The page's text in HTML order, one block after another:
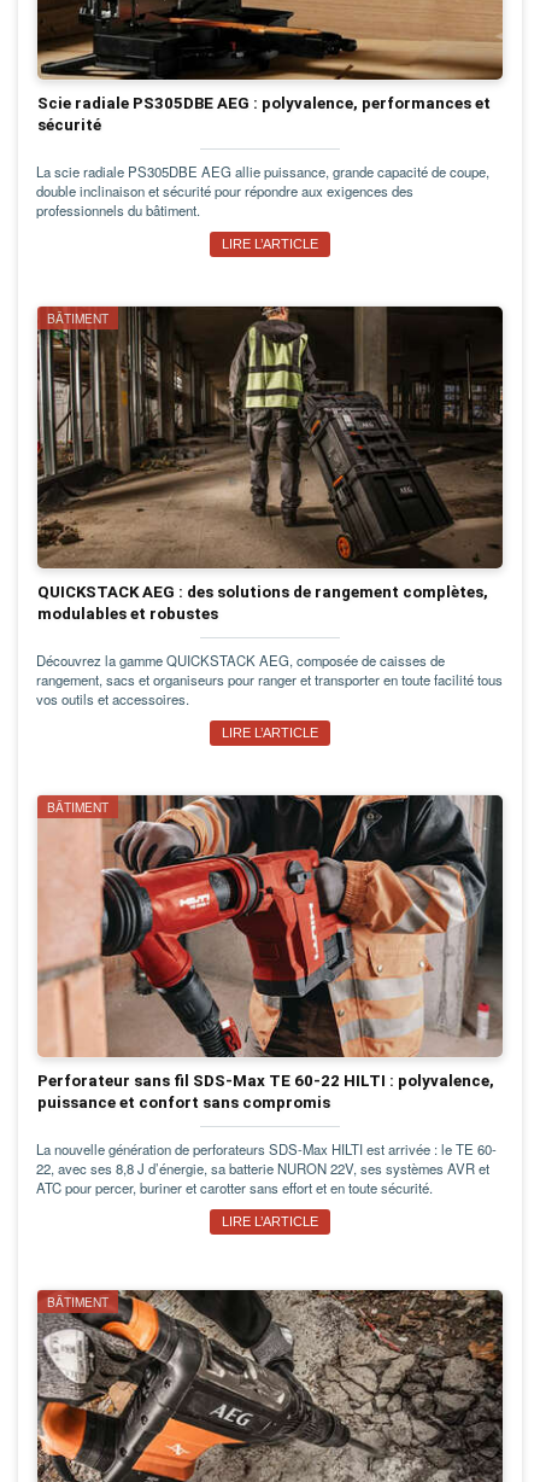
Scie radiale PS305DBE AEG : polyvalence, performances et
sécurité
La scie radiale PS305DBE AEG allie puissance, grande capacité de coupe,
double inclinaison et sécurité pour répondre aux exigences des
professionnels du bâtiment.
LIRE L’ARTICLE
BÂTIMENT
QUICKSTACK AEG : des solutions de rangement complètes,
modulables et robustes
Découvrez la gamme QUICKSTACK AEG, composée de caisses de
rangement, sacs et organiseurs pour ranger et transporter en toute facilité tous
vos outils et accessoires.
LIRE L’ARTICLE
BÂTIMENT
Perforateur sans fil SDS-Max TE 60-22 HILTI : polyvalence,
puissance et confort sans compromis
La nouvelle génération de perforateurs SDS-Max HILTI est arrivée : le TE 60-
22, avec ses 8,8 J d’énergie, sa batterie NURON 22V, ses systèmes AVR et
ATC pour percer, buriner et carotter sans effort et en toute sécurité.
LIRE L’ARTICLE
BÂTIMENT